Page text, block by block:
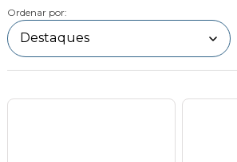
Ordenar por: